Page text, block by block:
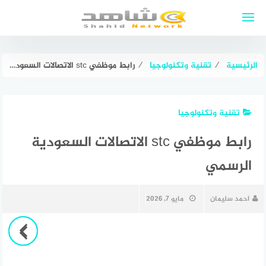
الرئيسية ⁄ تقنية وتكنولوجيا ⁄ رابط موظفي stc الاتصالات السعودية الرسمي
تقنية وتكنولوجيا
رابط موظفي stc الاتصالات السعودية
الرسمي
احمد سليمان مايو 7, 2026